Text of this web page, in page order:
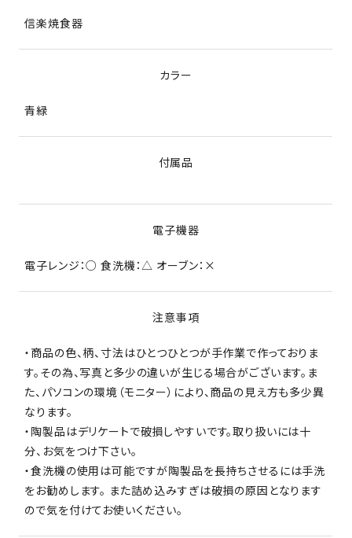
信楽焼食器
カラー
青緑
付属品
電子機器
電子レンジ：○ 食洗機：△ オーブン：×
注意事項
・商品の色、柄、寸法はひとつひとつが手作業で作っておりま
す。その為、写真と多少の違いが生じる場合がございます。ま
た、パソコンの環境（モニター）により、商品の見え方も多少異
なります。
・陶製品はデリケートで破損しやすいです。取り扱いには十
分、お気をつけ下さい。
・食洗機の使用は可能ですが陶製品を長持ちさせるには手洗
をお勧めします。 また詰め込みすぎは破損の原因となります
ので気を付けてお使いください。